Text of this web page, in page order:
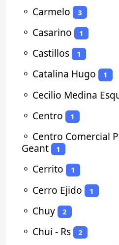
⚬ Carmelo 3
⚬ Casarino 1
⚬ Castillos 1
⚬ Catalina Hugo 1
⚬ Cecilio Medina
⚬ Centro 1
⚬ Centro Comercial
Geant
1
⚬ Cerrito 1
⚬ Cerro Ejido 1
⚬ Chuy 2
⚬ Chuí - Rs 2